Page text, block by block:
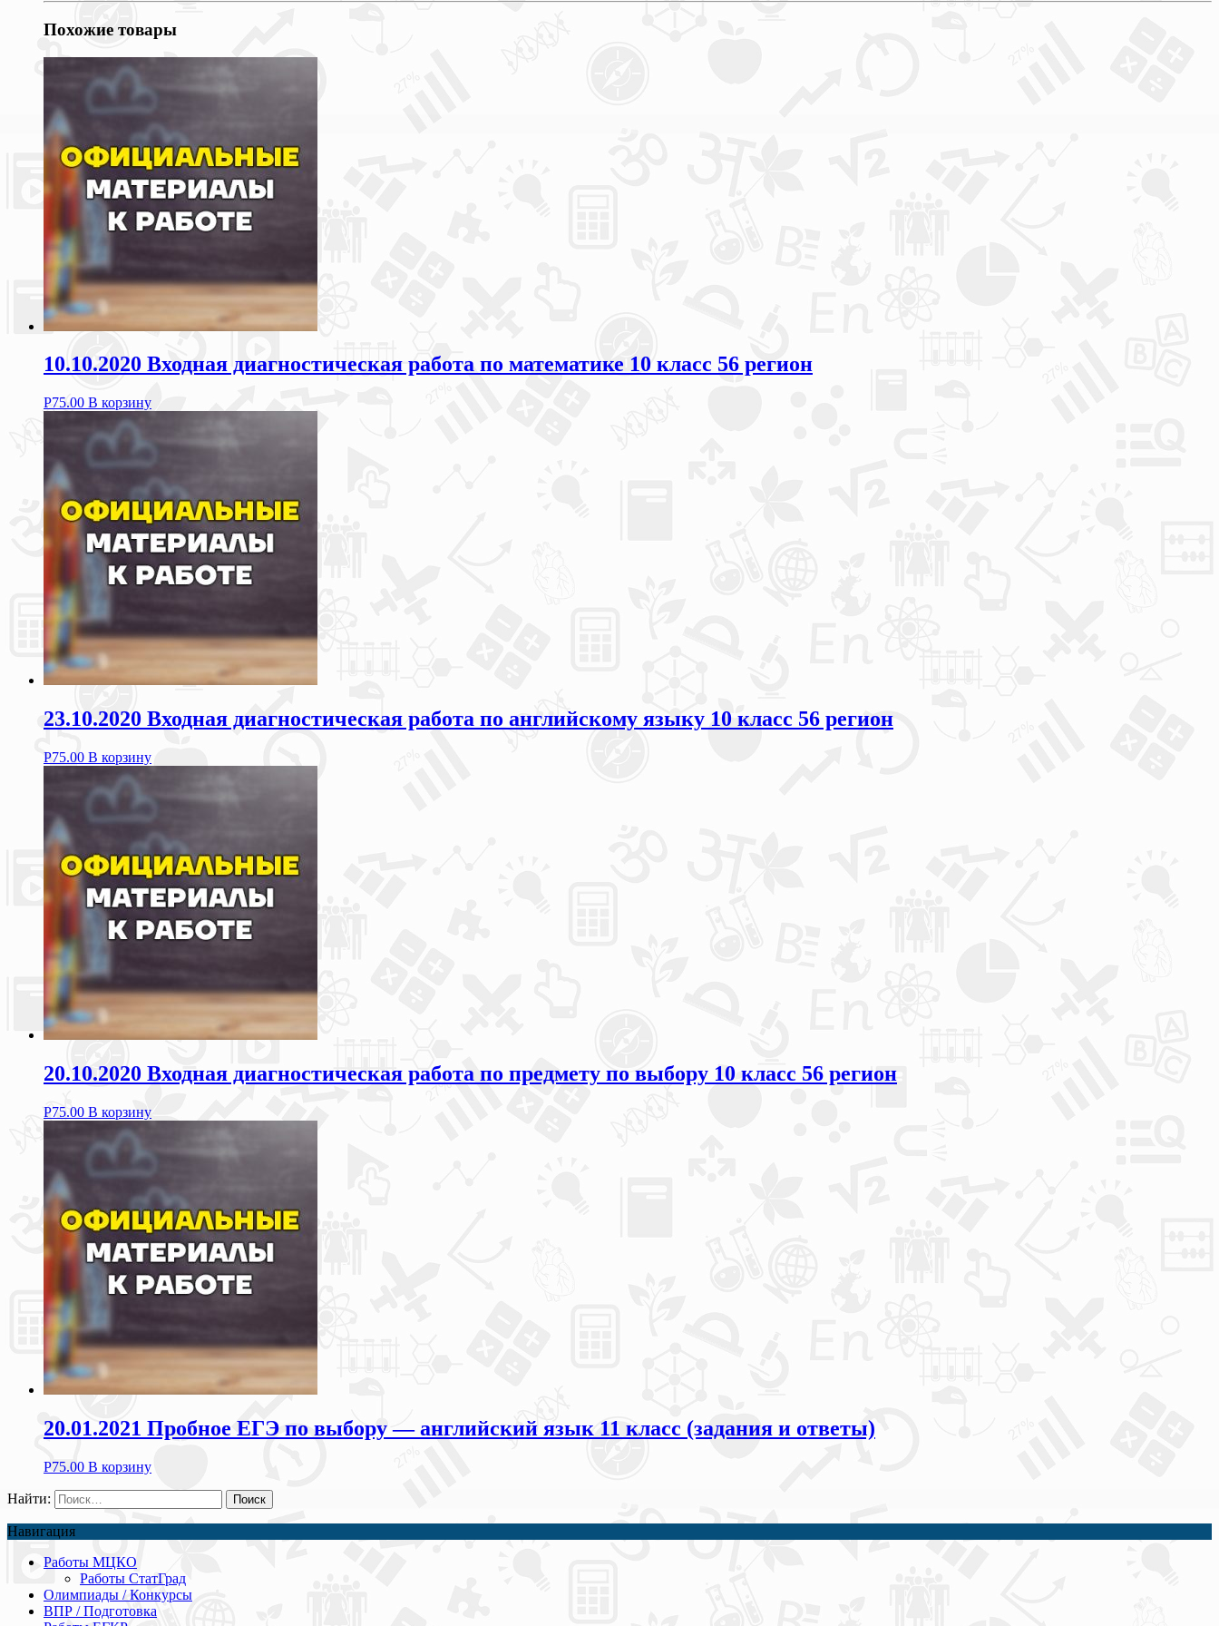
Похожие товары
10.10.2020 Входная диагностическая работа по математике 10 класс 56 регион
Р75.00 В корзину
23.10.2020 Входная диагностическая работа по английскому языку 10 класс 56 регион
Р75.00 В корзину
20.10.2020 Входная диагностическая работа по предмету по выбору 10 класс 56 регион
Р75.00 В корзину
20.01.2021 Пробное ЕГЭ по выбору — английский язык 11 класс (задания и ответы)
Р75.00 В корзину
Найти:
Навигация
Работы МЦКО
Работы СтатГрад
Олимпиады / Конкурсы
ВПР / Подготовка